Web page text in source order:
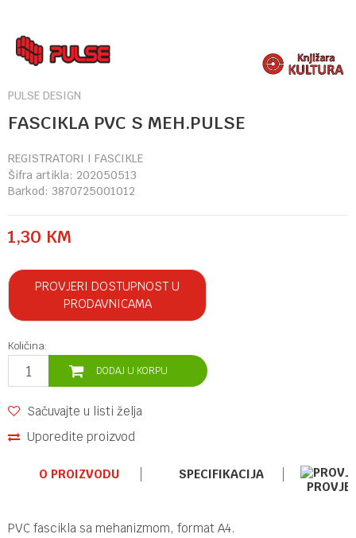
PULSE DESIGN
FASCIKLA PVC S MEH.PULSE
REGISTRATORI I FASCIKLE
Šifra artikla: 202050513
Barkod: 3870725001012
1,30 KM
PROVJERI DOSTUPNOST U
PRODAVNICAMA
Količina:
DODAJ U KORPU
Sačuvajte u listi želja
Uporedite proizvod
O PROIZVODU
SPECIFIKACIJA
PVC fascikla sa mehanizmom, format A4.